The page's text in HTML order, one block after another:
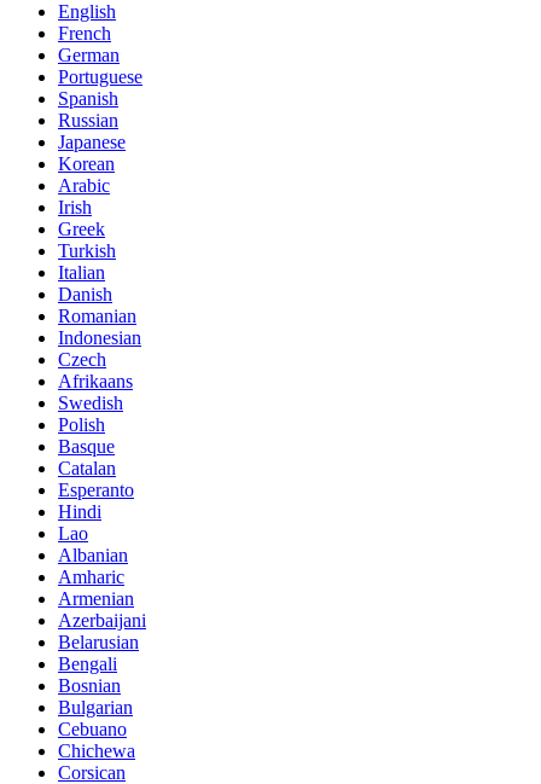
English
French
German
Portuguese
Spanish
Russian
Japanese
Korean
Arabic
Irish
Greek
Turkish
Italian
Danish
Romanian
Indonesian
Czech
Afrikaans
Swedish
Polish
Basque
Catalan
Esperanto
Hindi
Lao
Albanian
Amharic
Armenian
Azerbaijani
Belarusian
Bengali
Bosnian
Bulgarian
Cebuano
Chichewa
Corsican